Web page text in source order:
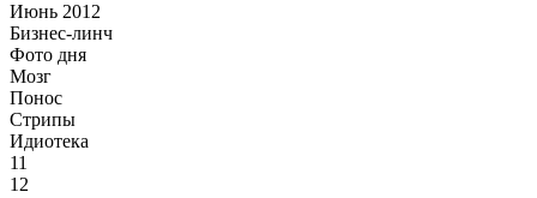
Июнь 2012
Бизнес-линч
Фото дня
Мозг
Понос
Стрипы
Идиотека
11
12